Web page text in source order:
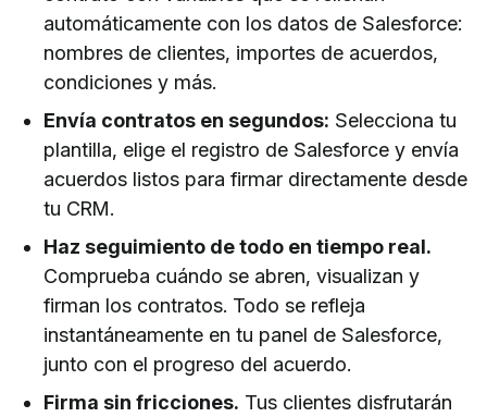
automáticamente con los datos de Salesforce:
nombres de clientes, importes de acuerdos,
condiciones y más.
Envía contratos en segundos: Selecciona tu
plantilla, elige el registro de Salesforce y envía
acuerdos listos para firmar directamente desde
tu CRM.
Haz seguimiento de todo en tiempo real.
Comprueba cuándo se abren, visualizan y
firman los contratos. Todo se refleja
instantáneamente en tu panel de Salesforce,
junto con el progreso del acuerdo.
Firma sin fricciones. Tus clientes disfrutarán